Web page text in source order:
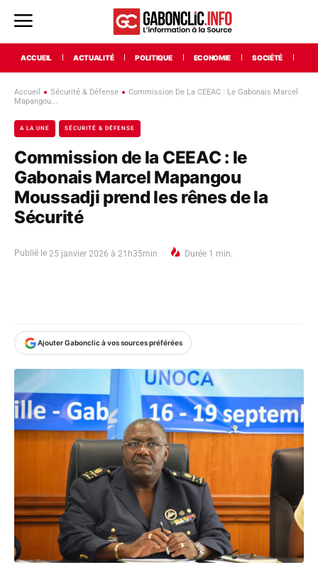
ACCUEIL ACTUALITÉ POLITIQUE ECONOMIE SOCIÉTÉ
Accueil Sécurité & Défense
Commission De La CEEAC : Le Gabonais Marcel
Mapangou...
A LA UNE SÉCURITÉ & DÉFENSE
Commission de la CEEAC : le
Gabonais Marcel Mapangou
Moussadji prend les rênes de la
Sécurité
Publié le 25 janvier 2026 à 21h35min Durée 1 min.
Ajouter Gabonclic à vos sources préférées